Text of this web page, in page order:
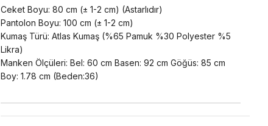
Ceket Boyu: 80 cm (± 1-2 cm) (Astarlıdır)
Pantolon Boyu: 100 cm (± 1-2 cm)
Kumaş Türü: Atlas Kumaş (%65 Pamuk %30 Polyester %5
Likra)
Manken Ölçüleri: Bel: 60 cm Basen: 92 cm Göğüs: 85 cm
Boy: 1.78 cm (Beden:36)